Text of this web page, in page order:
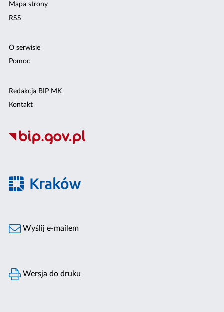
Mapa strony
RSS
O serwisie
Pomoc
Redakcja BIP MK
Kontakt
Wyślij e-mailem
Wersja do druku